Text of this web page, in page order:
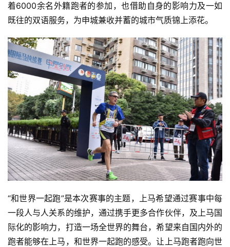
着6000余名外籍跑者的参加，也借助自身的影响力及一如
既往的双语服务，为申城兼收并蓄的城市气质锦上添花。
“和世界一起跑”是本次赛事的主题，上马希望通过赛事中每
一段人与人关系的维护，通过携手更多合作伙伴，及上马国
际化的影响力，打造一场全世界的舞台，希望来自国内外的
跑者能够在上马，和世界一起跑的感受。让上马跑者跑向世